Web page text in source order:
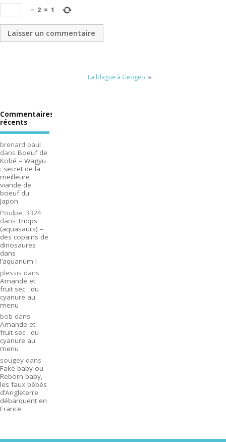
− 2 = 1
La blague à Geogeo. »
Commentaires
récents
brenard paul
dans Boeuf de
Kobé – Wagyu
: secret de la
meilleure
viande de
boeuf du
Japon
Poulpe_3324
dansTriops
(aquasaurs) –
des copains de
dinosaures
dans
l’aquarium !
plessis dans
Amande et
fruit sec : du
cyanure au
menu
bob dans
Amande et
fruit sec : du
cyanure au
menu
sougey dans
Fake baby ou
Reborn baby,
les faux bébés
d’Angleterre
débarquent en
France